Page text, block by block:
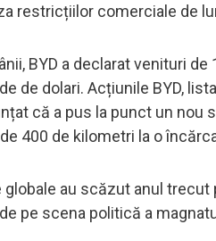
restricțiilor comerciale de
BYD a declarat venituri
de dolari. Acțiunile BYD,
că a pus la punct un
400 de kilometri la o
globale au scăzut anul
pe scena politică a